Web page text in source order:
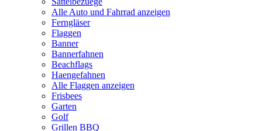
Alle Auto und Fahrrad anzeigen
Ferngläser
Flaggen
Banner
Bannerfahnen
Beachflags
Haengefahnen
Alle Flaggen anzeigen
Frisbees
Garten
Golf
Grillen BBQ